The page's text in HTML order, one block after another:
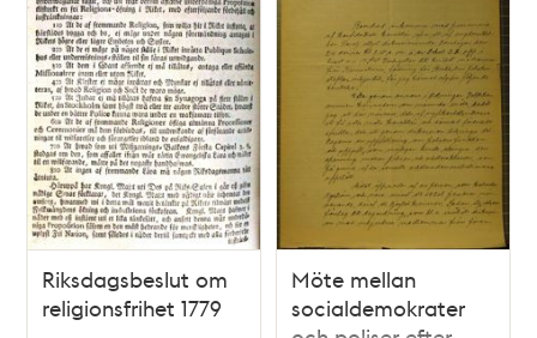
Riksdagsbeslut om
religionsfrihet 1779
Möte mellan
socialdemokrater